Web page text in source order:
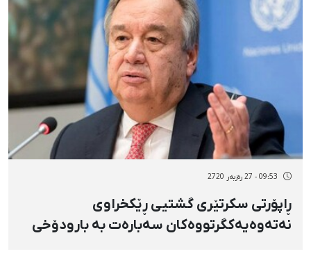
09:53 - 27 رەزبەر 2720
ڕاپۆرتی سکرتێری گشتیی ڕێکخراوی
نەتەوەیەکگرتووەکان سەبارەت بە بارودۆخی